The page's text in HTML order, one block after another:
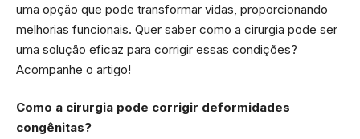
uma opção que pode transformar vidas, proporcionando
melhorias funcionais. Quer saber como a cirurgia pode ser
uma solução eficaz para corrigir essas condições?
Acompanhe o artigo!
Como a cirurgia pode corrigir deformidades
congênitas?